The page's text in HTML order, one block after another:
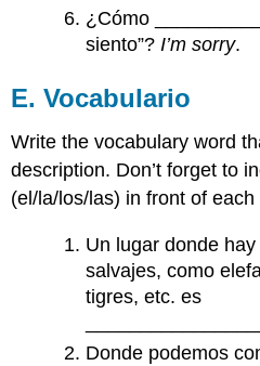
¿Cómo
siento”?I’m sorry.
E. Vocabulario
Write the vocabulary word
description. Don’t forget to
(el/la/los/las) in front of each
Un lugar donde
salvajes, como
tigres, etc. es
Donde podemos